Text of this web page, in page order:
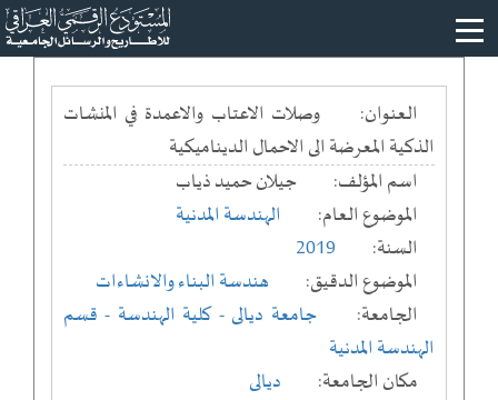
العنوان:
وصلات الاعتاب والاعمدة في المنشات
الذكية المعرضة الى الاحمال الديناميكية
اسم المؤلف:
جيلان حميد ذياب
الموضوع العام:
الهندسة المدنية
السنة:
2019
الموضوع الدقيق:
هندسة البناء والانشاءات
الجامعة:
جامعة ديالى - كلية الهندسة - قسم
الهندسة المدنية
مكان الجامعة:
ديالى